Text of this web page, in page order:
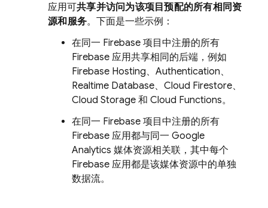
应用可共享并访问为该项目预配的所有相同资
源和服务。下面是一些示例：
在同一 Firebase 项目中注册的所有
Firebase 应用共享相同的后端，例如
Firebase Hosting、 Authentication、
Realtime Database、 Cloud Firestore、
Cloud Storage 和 Cloud Functions。
在同一 Firebase 项目中注册的所有
Firebase 应用都与同一 Google
Analytics 媒体资源相关联，其中每个
Firebase 应用都是该媒体资源中的单独
数据流。